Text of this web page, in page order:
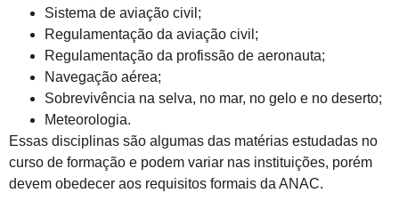
Sistema de aviação civil;
Regulamentação da aviação civil;
Regulamentação da profissão de aeronauta;
Navegação aérea;
Sobrevivência na selva, no mar, no gelo e no deserto;
Meteorologia.
Essas disciplinas são algumas das matérias estudadas no
curso de formação e podem variar nas instituições, porém
devem obedecer aos requisitos formais da ANAC.